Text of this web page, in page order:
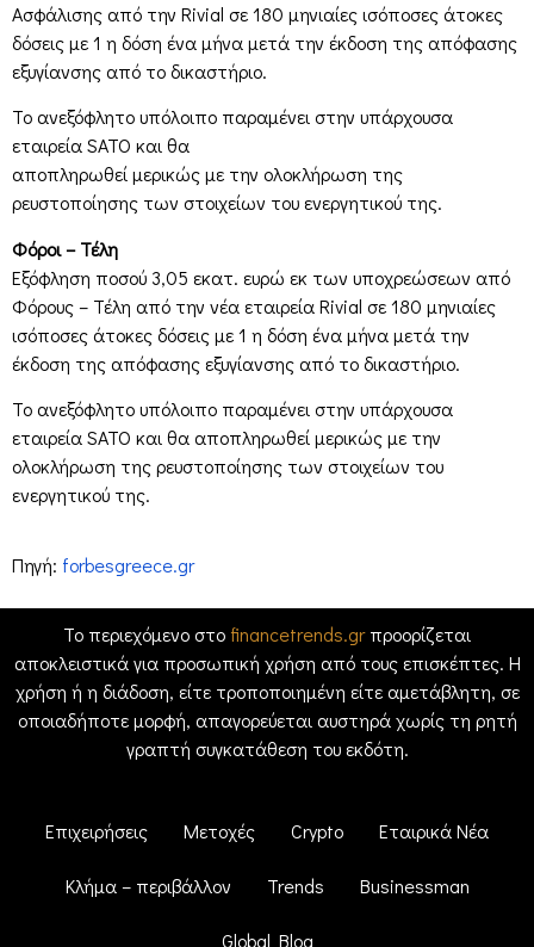
Ασφάλισης από την Rivial σε 180 μηνιαίες ισόποσες άτοκες
δόσεις με 1 η δόση ένα μήνα μετά την έκδοση της απόφασης
εξυγίανσης από το δικαστήριο.
Το ανεξόφλητο υπόλοιπο παραμένει στην υπάρχουσα
εταιρεία SATO και θα
αποπληρωθεί μερικώς με την ολοκλήρωση της
ρευστοποίησης των στοιχείων του ενεργητικού της.
Φόροι – Τέλη
Εξόφληση ποσού 3,05 εκατ. ευρώ εκ των υποχρεώσεων από
Φόρους – Τέλη από την νέα εταιρεία Rivial σε 180 μηνιαίες
ισόποσες άτοκες δόσεις με 1 η δόση ένα μήνα μετά την
έκδοση της απόφασης εξυγίανσης από το δικαστήριο.
Το ανεξόφλητο υπόλοιπο παραμένει στην υπάρχουσα
εταιρεία SATO και θα αποπληρωθεί μερικώς με την
ολοκλήρωση της ρευστοποίησης των στοιχείων του
ενεργητικού της.
Πηγή: forbesgreece.gr
Το περιεχόμενο στο financetrends.grπροορίζεται
αποκλειστικά για προσωπική χρήση από τους επισκέπτες. Η
χρήση ή η διάδοση, είτε τροποποιημένη είτε αμετάβλητη, σε
οποιαδήποτε μορφή, απαγορεύεται αυστηρά χωρίς τη ρητή
γραπτή συγκατάθεση του εκδότη.
Επιχειρήσεις Μετοχές Crypto Εταιρικά Νέα
Κλήμα – περιβάλλον Trends Businessman
Global Blog